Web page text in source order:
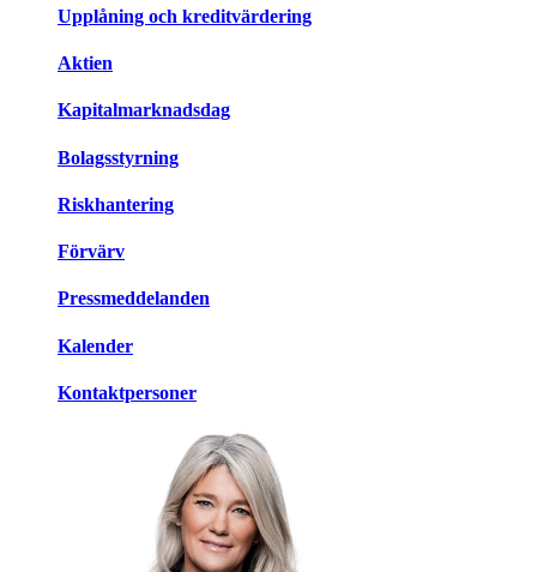
Upplåning och kreditvärdering
Aktien
Kapitalmarknadsdag
Bolagsstyrning
Riskhantering
Förvärv
Pressmeddelanden
Kalender
Kontaktpersoner